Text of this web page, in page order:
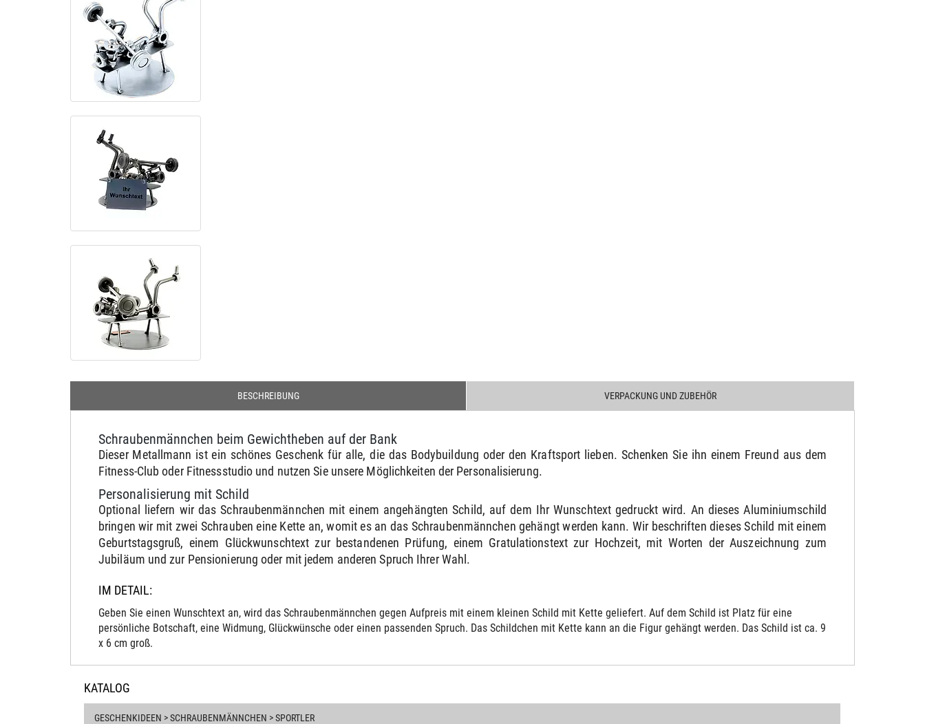
BESCHREIBUNG VERPACKUNG UND ZUBEHÖR
Schraubenmännchen beim Gewichtheben auf der Bank
Dieser Metallmann ist ein schönes Geschenk für alle, die das Bodybuildung oder den Kraftsport lieben. Schenken Sie ihn einem Freund aus dem
Fitness-Club oder Fitnessstudio und nutzen Sie unsere Möglichkeiten der Personalisierung.
Personalisierung mit Schild
Optional liefern wir das Schraubenmännchen mit einem angehängten Schild, auf dem Ihr Wunschtext gedruckt wird. An dieses Aluminiumschild
bringen wir mit zwei Schrauben eine Kette an, womit es an das Schraubenmännchen gehängt werden kann. Wir beschriften dieses Schild mit einem
Geburtstagsgruß, einem Glückwunschtext zur bestandenen Prüfung, einem Gratulationstext zur Hochzeit, mit Worten der Auszeichnung zum
Jubiläum und zur Pensionierung oder mit jedem anderen Spruch Ihrer Wahl.
IM DETAIL:
Geben Sie einen Wunschtext an, wird das Schraubenmännchen gegen Aufpreis mit einem kleinen Schild mit Kette geliefert. Auf dem Schild ist Platz für eine
persönliche Botschaft, eine Widmung, Glückwünsche oder einen passenden Spruch. Das Schildchen mit Kette kann an die Figur gehängt werden. Das Schild ist ca. 9
x 6 cm groß.
KATALOG
GESCHENKIDEEN > SCHRAUBENMÄNNCHEN > SPORTLER